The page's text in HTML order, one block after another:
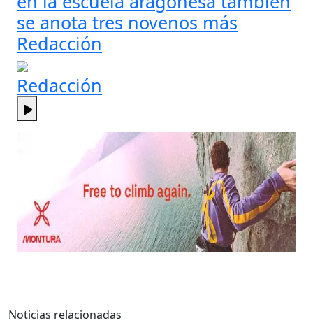
se anota tres novenos más
Redacción
Redacción
Noticias relacionadas